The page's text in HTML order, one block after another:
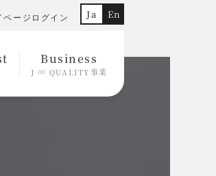
ページログイン
Business
J ∞ QUALITY事業
Ja En